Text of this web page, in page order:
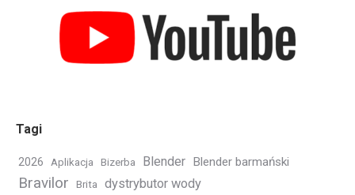
Tagi
2026 Aplikacja Bizerba Blender Blender barmański
Bravilor Brita dystrybutor wody